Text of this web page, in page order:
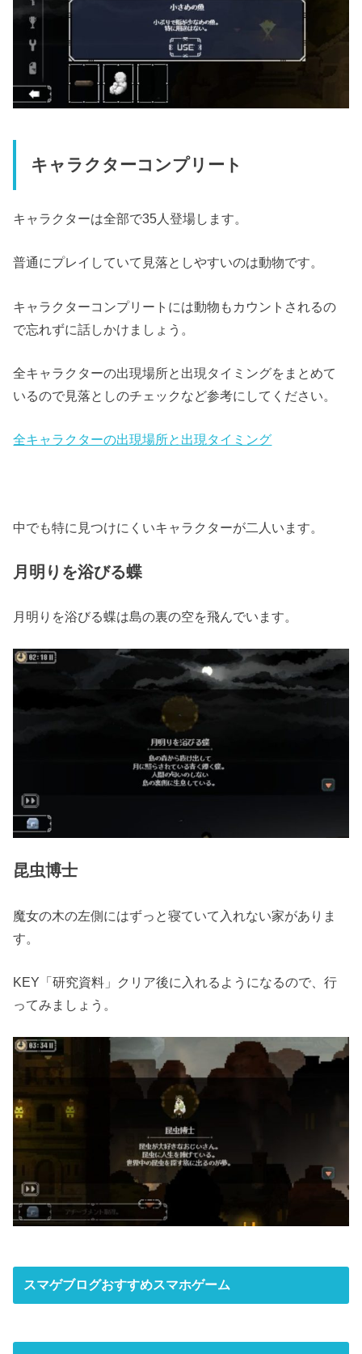
キャラクターコンプリート
キャラクターは全部で35人登場します。
普通にプレイしていて見落としやすいのは動物です。
キャラクターコンプリートには動物もカウントされるの
で忘れずに話しかけましょう。
全キャラクターの出現場所と出現タイミングをまとめて
いるので見落としのチェックなど参考にしてください。
全キャラクターの出現場所と出現タイミング
中でも特に見つけにくいキャラクターが二人います。
月明りを浴びる蝶
月明りを浴びる蝶は島の裏の空を飛んでいます。
昆虫博士
魔女の木の左側にはずっと寝ていて入れない家がありま
す。
KEY「研究資料」クリア後に入れるようになるので、行
ってみましょう。
スマゲブログおすすめスマホゲーム